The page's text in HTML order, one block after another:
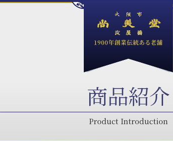
商品紹介